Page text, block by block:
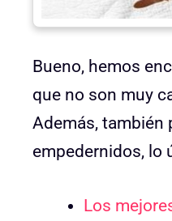
Bueno, hemos
que no son muy
Además, también
empedernidos, lo
Los